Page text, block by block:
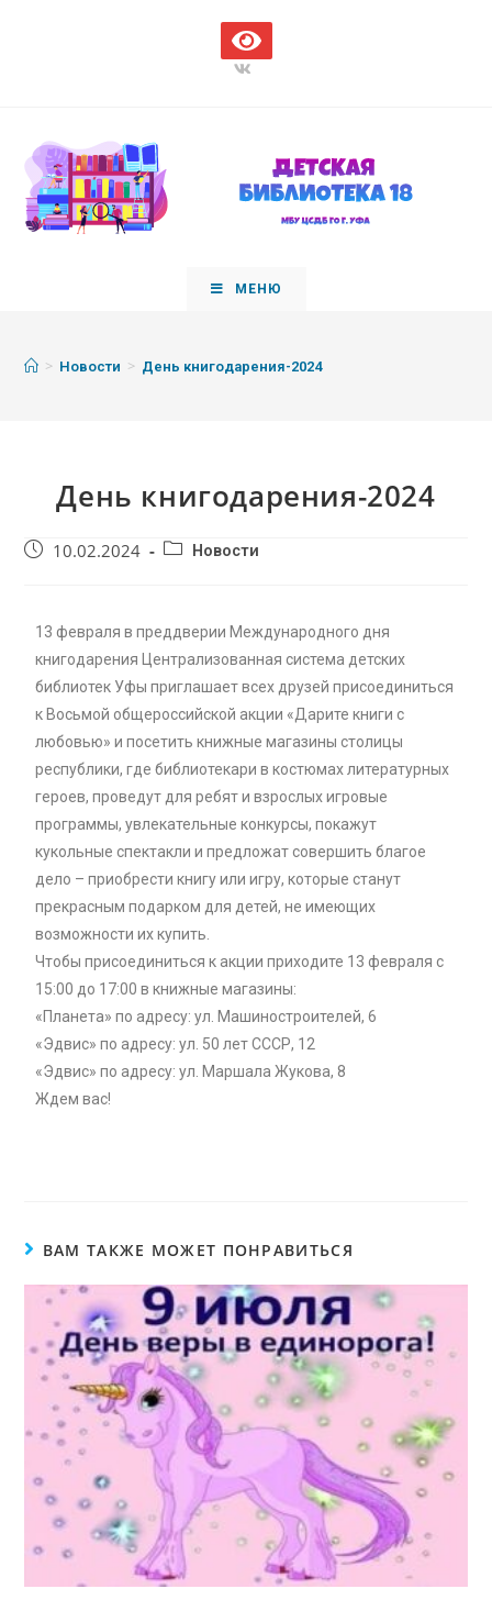
МЕНЮ
> Новости > День книгодарения-2024
День книгодарения-2024
10.02.2024 Новости
13 февраля в преддверии Международного дня
книгодарения Централизованная система детских
библиотек Уфы приглашает всех друзей присоединиться
к Восьмой общероссийской акции «Дарите книги с
любовью» и посетить книжные магазины столицы
республики, где библиотекари в костюмах литературных
героев, проведут для ребят и взрослых игровые
программы, увлекательные конкурсы, покажут
кукольные спектакли и предложат совершить благое
дело – приобрести книгу или игру, которые станут
прекрасным подарком для детей, не имеющих
возможности их купить.
Чтобы присоединиться к акции приходите 13 февраля с
15:00 до 17:00 в книжные магазины:
«Планета» по адресу: ул. Машиностроителей, 6
«Эдвис» по адресу: ул. 50 лет СССР, 12
«Эдвис» по адресу: ул. Маршала Жукова, 8
Ждем вас!
ВАМ ТАКЖЕ МОЖЕТ ПОНРАВИТЬСЯ